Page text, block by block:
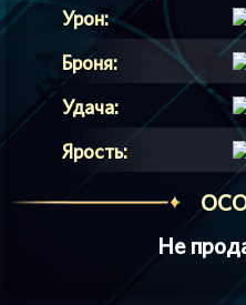
Урон:
Броня:
Удача:
Ярость:
Не